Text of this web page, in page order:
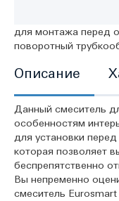
для монтажа перед
поворотный
Описание
Данный смеситель
особенностям
для установки
которая позволяет
беспрепятственно
Вы непременно
смеситель